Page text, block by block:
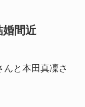
間近
と本田真凜さ